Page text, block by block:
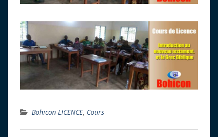
Bohicon-LICENCE, Cours